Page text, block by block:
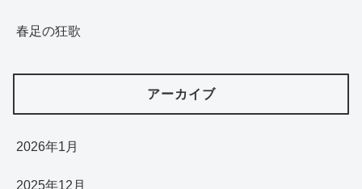
春足の狂歌
アーカイブ
2026年1月
2025年12月